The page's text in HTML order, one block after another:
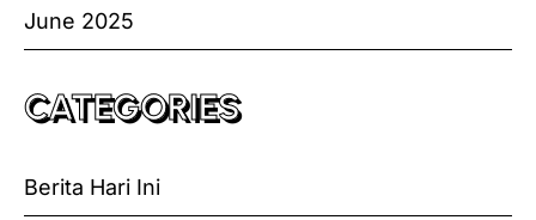
June 2025
CATEGORIES
Berita Hari Ini